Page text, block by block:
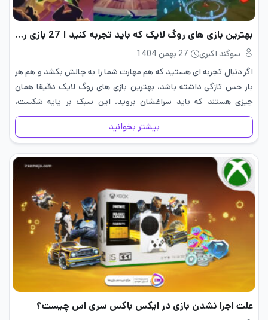
بهترین بازی های روگ لایک که باید تجربه کنید | 27 بازی روگ لایک
سوگند اکبری
27 بهمن 1404
اگر دنبال تجربه ای هستید که هم مهارت شما را به چالش بکشد و هم هر
بار حس تازگی داشته باشد، بهترین بازی‌ های روگ ‌لایک دقیقا همان
چیزی هستند که باید سراغشان بروید. این سبک بر پایه شکست،
یادگیری…
بیشتر بخوانید
علت اجرا نشدن بازی در ایکس باکس سری اس چیست؟